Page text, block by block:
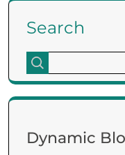
Search
Dynamic